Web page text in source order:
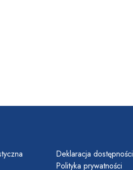
Deklaracja dostępności
Polityka prywatności